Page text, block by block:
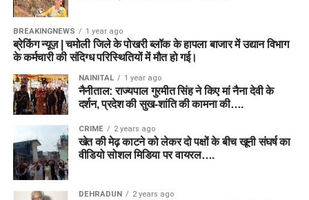
BREAKINGNEWS 1 year ago
ब्रेकिंग न्यूज़ | चमोली जिले के पोखरी ब्लॉक के हापला बाजार में उद्यान विभाग
के कर्मचारी की संदिग्ध परिस्थितियों में मौत हो गई।
NAINITAL 1 year ago
नैनीताल: राज्यपाल गुरमीत सिंह ने किए मां नैना देवी के
दर्शन, प्रदेश की सुख-शांति की कामना की….
CRIME 2 years ago
खेत की मेढ़ काटने को लेकर दो पक्षों के बीच खूनी संघर्ष का
वीडियो सोशल मिडिया पर वायरल….
DEHRADUN 2 years ago